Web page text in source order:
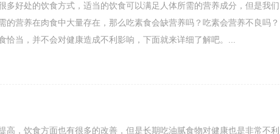
多好处的饮食方式，适当的饮食可以满足人体所需的营养成分，但是我们
的营养在肉食中大量存在，那么吃素食会缺营养吗？吃素会营养不良吗？
恰当，并不会对健康造成不利影响，下面就来详细了解吧。...
高，饮食方面也有很多的改善，但是长期吃油腻食物对健康也是非常不利